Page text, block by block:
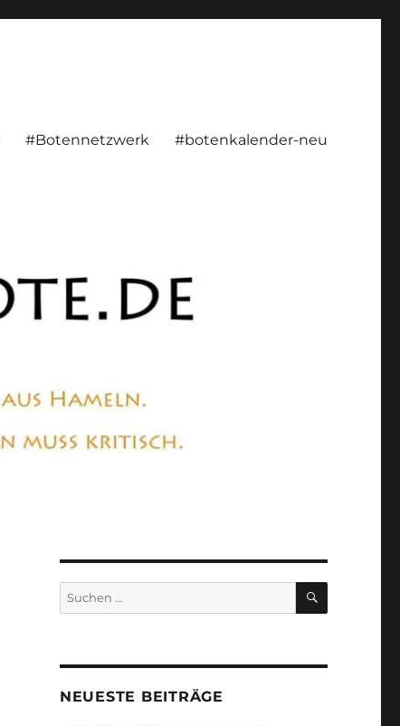
#Botennetzwerk #botenkalender-neu
Suchen
nach:
SUCHEN
NEUESTE BEITRÄGE